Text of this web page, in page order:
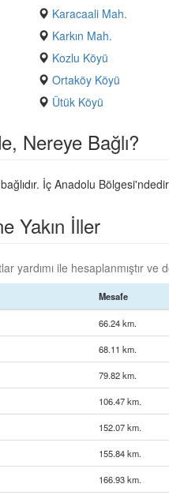
Karacaali Mah.
Karkın Mah.
Kozlu Köyü
Ortaköy Köyü
Ütük Köyü
Nereye Bağlı?
İç Anadolu
Yakın İller
yardımı ile hesaplanmıştır ve
Mesafe
66.24 km.
68.11 km.
79.82 km.
106.47 km.
152.07 km.
155.84 km.
166.93 km.